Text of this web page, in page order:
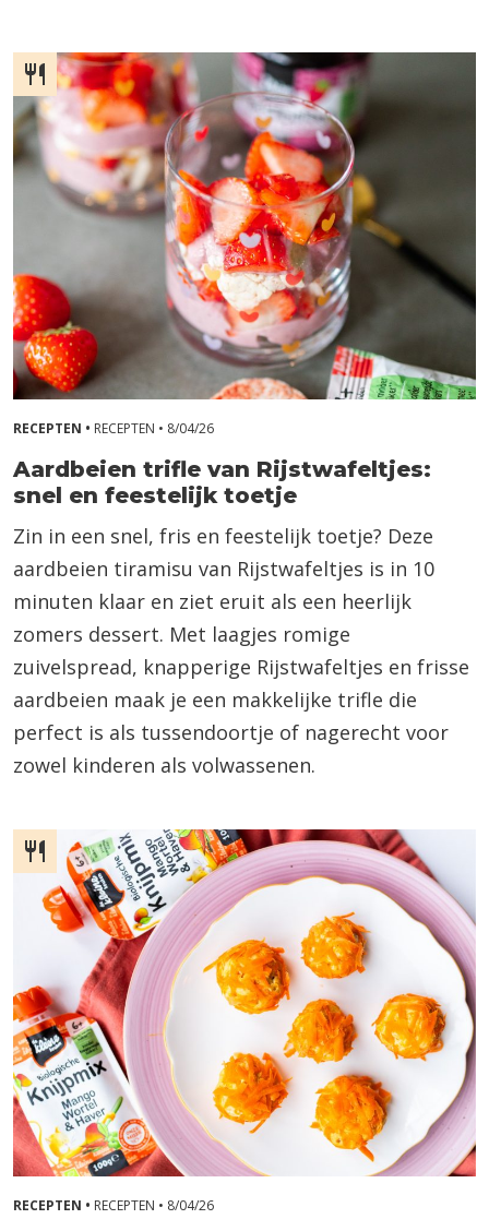
RECEPTEN • RECEPTEN • 8/04/26
Aardbeien trifle van Rijstwafeltjes:
snel en feestelijk toetje
Zin in een snel, fris en feestelijk toetje? Deze
aardbeien tiramisu van Rijstwafeltjes is in 10
minuten klaar en ziet eruit als een heerlijk
zomers dessert. Met laagjes romige
zuivelspread, knapperige Rijstwafeltjes en frisse
aardbeien maak je een makkelijke trifle die
perfect is als tussendoortje of nagerecht voor
zowel kinderen als volwassenen.
RECEPTEN • RECEPTEN • 8/04/26